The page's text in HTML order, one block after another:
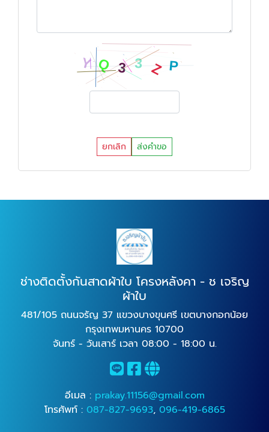
ยกเลิก ส่งคำขอ
ช่างติดตั้งกันสาดผ้าใบ โครงหลังคา - ช เจริญ
ผ้าใบ
481/105 ถนนจรัญ 37 แขวงบางขุนศรี เขตบางกอกน้อย
กรุงเทพมหานคร 10700
จันทร์ - วันเสาร์ เวลา 08:00 - 18:00 น.
อีเมล : prakay.11156@gmail.com
โทรศัพท์ : 087-827-9693, 096-419-6865